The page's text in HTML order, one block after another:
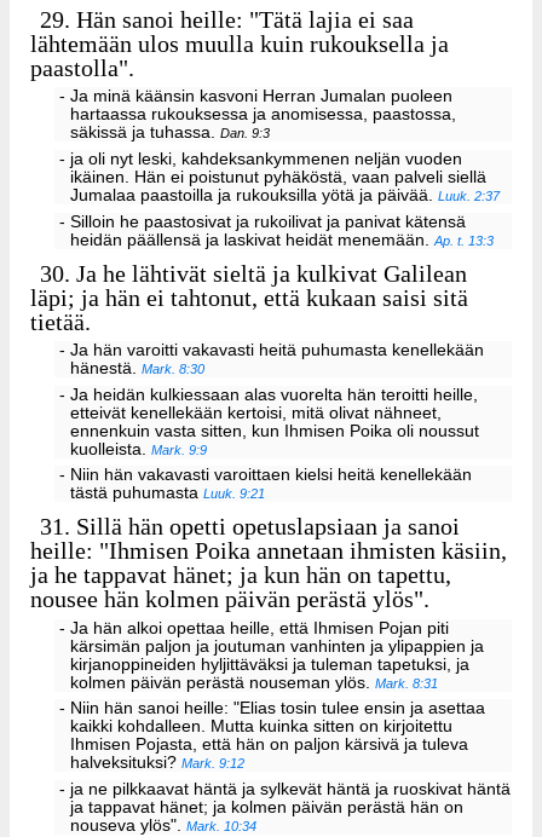
29. Hän sanoi heille: "Tätä lajia ei saa
lähtemään ulos muulla kuin rukouksella ja
paastolla".
- Ja minä käänsin kasvoni Herran Jumalan puoleen
hartaassa rukouksessa ja anomisessa, paastossa,
säkissä ja tuhassa.Dan. 9:3
- ja oli nyt leski, kahdeksankymmenen neljän vuoden
ikäinen. Hän ei poistunut pyhäköstä, vaan palveli siellä
Jumalaa paastoilla ja rukouksilla yötä ja päivää.Luuk. 2:37
- Silloin he paastosivat ja rukoilivat ja panivat kätensä
heidän päällensä ja laskivat heidät menemään.Ap. t. 13:3
30. Ja he lähtivät sieltä ja kulkivat Galilean
läpi; ja hän ei tahtonut, että kukaan saisi sitä
tietää.
- Ja hän varoitti vakavasti heitä puhumasta kenellekään
hänestä.Mark. 8:30
- Ja heidän kulkiessaan alas vuorelta hän teroitti heille,
etteivät kenellekään kertoisi, mitä olivat nähneet,
ennenkuin vasta sitten, kun Ihmisen Poika oli noussut
kuolleista.Mark. 9:9
- Niin hän vakavasti varoittaen kielsi heitä kenellekään
tästä puhumastaLuuk. 9:21
31. Sillä hän opetti opetuslapsiaan ja sanoi
heille: "Ihmisen Poika annetaan ihmisten käsiin,
ja he tappavat hänet; ja kun hän on tapettu,
nousee hän kolmen päivän perästä ylös".
- Ja hän alkoi opettaa heille, että Ihmisen Pojan piti
kärsimän paljon ja joutuman vanhinten ja ylipappien ja
kirjanoppineiden hyljittäväksi ja tuleman tapetuksi, ja
kolmen päivän perästä nouseman ylös.Mark. 8:31
- Niin hän sanoi heille: "Elias tosin tulee ensin ja asettaa
kaikki kohdalleen. Mutta kuinka sitten on kirjoitettu
Ihmisen Pojasta, että hän on paljon kärsivä ja tuleva
halveksituksi?Mark. 9:12
- ja ne pilkkaavat häntä ja sylkevät häntä ja ruoskivat häntä
ja tappavat hänet; ja kolmen päivän perästä hän on
nouseva ylös".Mark. 10:34